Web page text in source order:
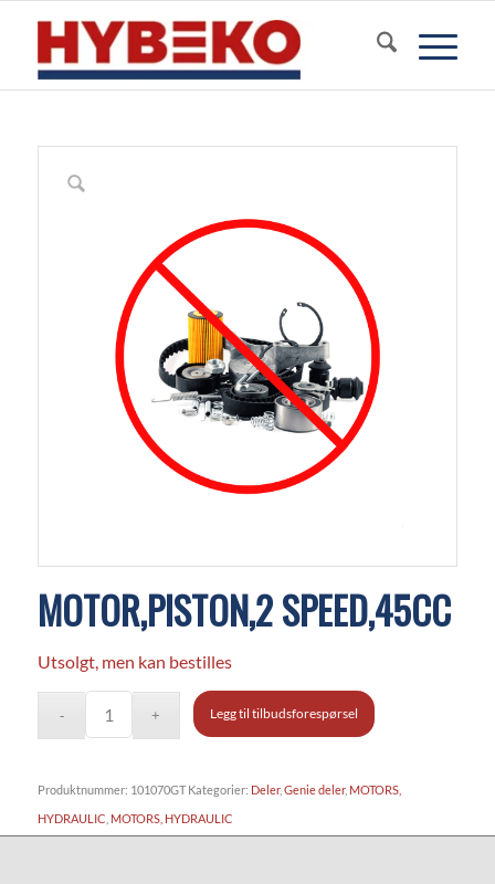
MOTOR,PISTON,2 SPEED,45CC
Utsolgt, men kan bestilles
Legg til tilbudsforespørsel
Produktnummer: 101070GT Kategorier: Deler, Genie deler, MOTORS,
HYDRAULIC MOTORS, HYDRAULIC